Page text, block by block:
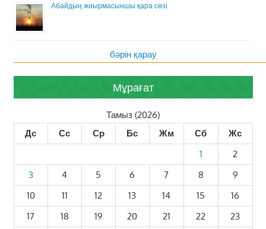
Абайдың жиырмасыншы қара сөзі
бәрін қарау
Мұрағат
Тамыз (2026)
Дс
Сс Ср Бс Жм Сб
Жс
1
2
3
4 5 6 7 8
9
10
11 12 13 14 15
16
17
18 19 20 21 22
23